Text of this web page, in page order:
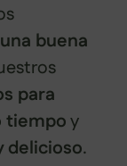
buena
para
tiempoy
delicioso.